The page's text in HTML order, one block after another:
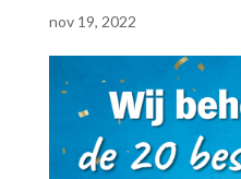
nov 19, 2022